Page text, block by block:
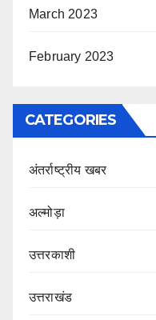
March 2023
February 2023
CATEGORIES
अंतर्राष्ट्रीय खबर
अल्मोड़ा
उत्तरकाशी
उत्तराखंड